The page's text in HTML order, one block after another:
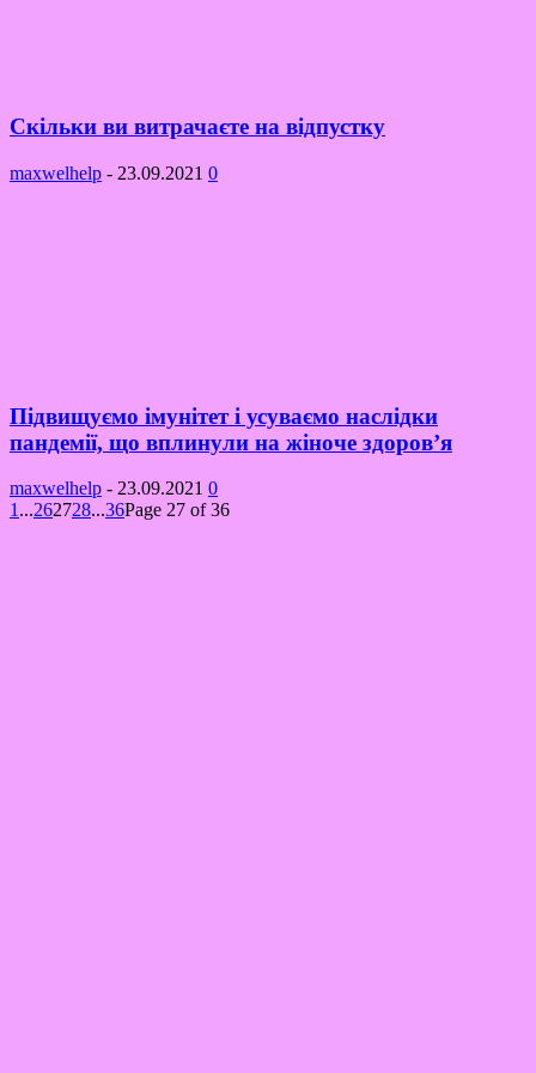
Скільки ви витрачаєте на відпустку
maxwelhelp - 23.09.2021 0
Підвищуємо імунітет і усуваємо наслідки
пандемії, що вплинули на жіноче здоров’я
maxwelhelp - 23.09.2021 0
1 ...262728...36Page 27 of 36